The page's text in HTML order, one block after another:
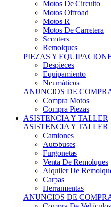
Motos R
Motos De Carretera
Scooters
Remolques
PIEZAS Y
Despieces
Equipamiento
Neumáticos
ANUNCIOS DE COMPRA
Compra Motos
Compra Piezas
ASISTENCIA Y TALLER
ASISTENCIA Y TALLER
Camiones
Autobuses
Furgonetas
Venta De Remolques
Alquiler De
Carpas
Herramientas
ANUNCIOS DE COMPRA
Compra De Vehículos
Compra De